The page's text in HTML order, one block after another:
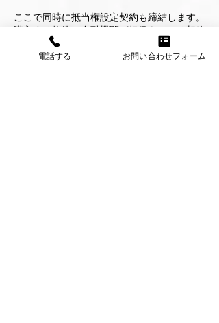
ここで同時に抵当権設定契約も締結します。
購入する物件に金融機関が担保をつける契約
ここまでくればあと一息！
電話する お問い合わせフォーム